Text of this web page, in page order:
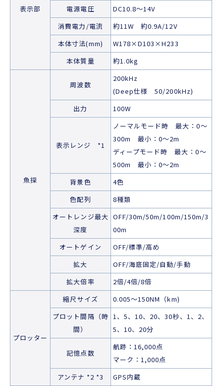
表示部
電源電圧
DC10.8～14V
消費電力/電流
約11W 約0.9A/12V
本体寸法(mm)
W178×D103×H233
本体質量
約1.0kg
魚探
周波数
200kHz
(Deep仕様 50/200kHz)
出力
100W
表示レンジ *1
ノーマルモード時 最大：0～
300m 最小：0～2m
ディープモード時 最大：0～
500m 最小：0～2m
背景色
4色
色配列
8種類
オートレンジ最大
深度
OFF/30m/50m/100m/150m/3
00m
オートゲイン
OFF/標準/高め
拡大
OFF/海底固定/自動/手動
拡大倍率
2倍/4倍/8倍
プロッター
縮尺サイズ
0.005～150NM（km)
プロット間隔（時
間）
1、5、10、20、30秒、1、2、
5、10、20分
記憶点数
航跡：16,000点
マーク：1,000点
アンテナ *2 *3
GPS内蔵